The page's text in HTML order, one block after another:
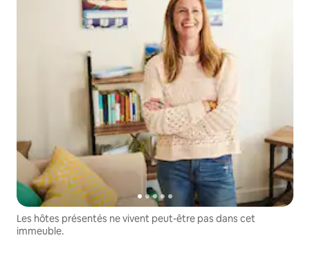
Les hôtes présentés ne vivent peut-être pas dans cet
immeuble.